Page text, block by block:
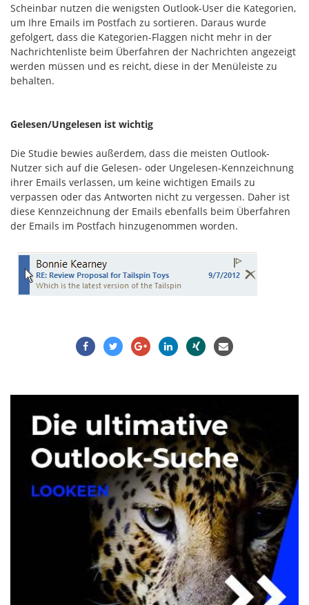
Scheinbar nutzen die wenigsten Outlook-User die Kategorien,
um Ihre Emails im Postfach zu sortieren. Daraus wurde
gefolgert, dass die Kategorien-Flaggen nicht mehr in der
Nachrichtenliste beim Überfahren der Nachrichten angezeigt
werden müssen und es reicht, diese in der Menüleiste zu
behalten.
Gelesen/Ungelesen ist wichtig
Die Studie bewies außerdem, dass die meisten Outlook-
Nutzer sich auf die Gelesen- oder Ungelesen-Kennzeichnung
ihrer Emails verlassen, um keine wichtigen Emails zu
verpassen oder das Antworten nicht zu vergessen. Daher ist
diese Kennzeichnung der Emails ebenfalls beim Überfahren
der Emails im Postfach hinzugenommen worden.